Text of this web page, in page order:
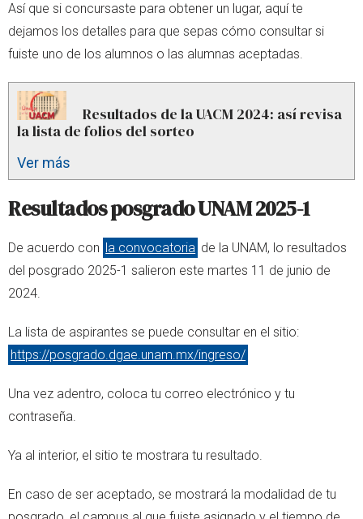
Así que si concursaste para obtener un lugar, aquí te
dejamos los detalles para que sepas cómo consultar si
fuiste uno de los alumnos o las alumnas aceptadas.
Resultados de la UACM 2024: así revisa
la lista de folios del sorteo
Ver más
Resultados posgrado UNAM 2025-1
De acuerdo con la convocatoria de la UNAM, lo resultados
del posgrado 2025-1 salieron este martes 11 de junio de
2024.
La lista de aspirantes se puede consultar en el sitio:
https://posgrado.dgae.unam.mx/ingreso/
Una vez adentro, coloca tu correo electrónico y tu
contraseña.
Ya al interior, el sitio te mostrara tu resultado.
En caso de ser aceptado, se mostrará la modalidad de tu